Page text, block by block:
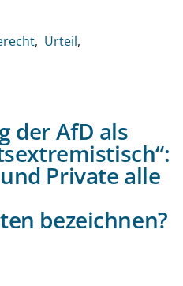
Urteil
der AfD als
Private alle
bezeichnen?